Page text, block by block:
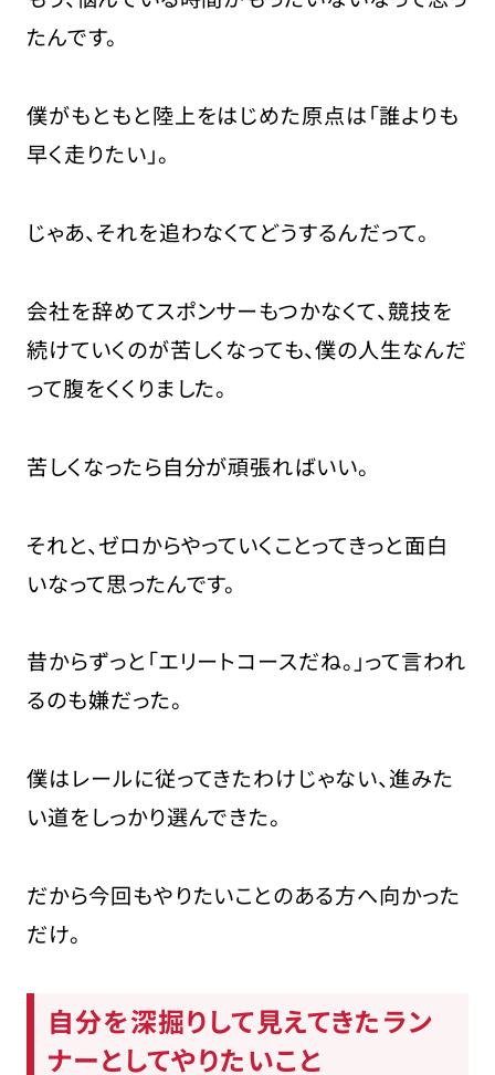
たんです。
僕がもともと陸上をはじめた原点は「誰よりも
早く走りたい」。
じゃあ、それを追わなくてどうするんだって。
会社を辞めてスポンサーもつかなくて、競技を
続けていくのが苦しくなっても、僕の人生なんだ
って腹をくくりました。
苦しくなったら自分が頑張ればいい。
それと、ゼロからやっていくことってきっと面白
いなって思ったんです。
昔からずっと「エリートコースだね。」って言われ
るのも嫌だった。
僕はレールに従ってきたわけじゃない、進みた
い道をしっかり選んできた。
だから今回もやりたいことのある方へ向かった
だけ。
自分を深掘りして見えてきたラン
ナーとしてやりたいこと